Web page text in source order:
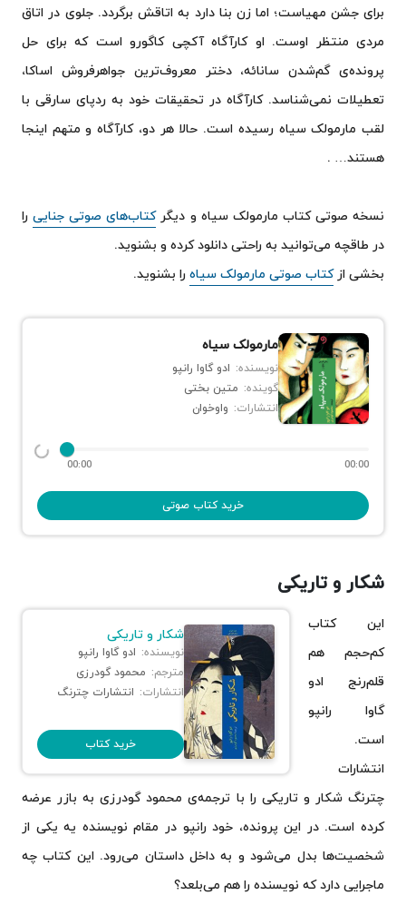
برای جشن مهیاست؛ اما زن بنا دارد به اتاقش برگردد. جلوی در اتاق
مردی منتظر اوست. او کارآگاه آکچی کاگورو است که برای حل
پرونده‌ی گم‌شدن سانائه، دختر معروف‌ترین جواهرفروش اساکا،
تعطیلات نمی‌شناسد. کارآگاه در تحقیقات خود به ردپای سارقی با
لقب مارمولک سیاه رسیده است. حالا هر دو، کارآگاه و متهم اینجا
هستند… .
نسخه صوتی کتاب مارمولک سیاه و دیگرکتاب‌های صوتی جناییرا
در طاقچه می‌توانید به راحتی دانلود کرده و بشنوید.
بخشی ازکتاب صوتی مارمولک سیاه را بشنوید.
مارمولک سیاه
نویسنده: ادو گاوا رانپو
گوینده: متین بختی
انتشارات: واوخوان
00:00 00:00
خرید کتاب صوتی
شکار و تاریکی
شکار و تاریکی
نویسنده: ادو گاوا رانپو
مترجم: محمود گودرزی
انتشارات: انتشارات چترنگ
خرید کتاب
این کتاب
کم‌حجم هم
قلم‌رنج ادو
گاوا رانپو
است.
انتشارات
چترنگ شکار و تاریکی را با ترجمه‌ی محمود گودرزی به بازر عرضه
کرده است. در این پرونده، خود رانپو در مقام نویسنده یه یکی از
شخصیت‌ها بدل می‌شود و به داخل داستان می‌رود. این کتاب چه
ماجرایی دارد که نویسنده را هم می‌بلعد؟